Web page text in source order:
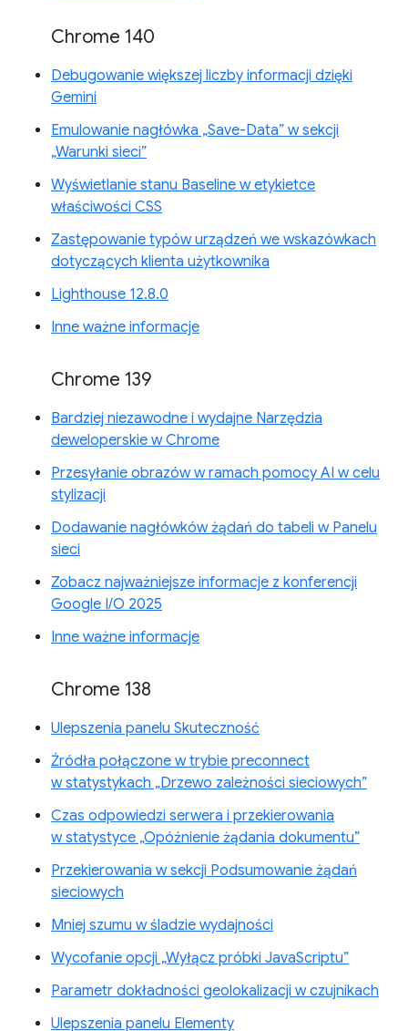
Chrome 140
Debugowanie większej liczby informacji dzięki
Gemini
Emulowanie nagłówka „Save-Data” w sekcji
„Warunki sieci”
Wyświetlanie stanu Baseline w etykietce
właściwości CSS
Zastępowanie typów urządzeń we wskazówkach
dotyczących klienta użytkownika
Lighthouse 12.8.0
Inne ważne informacje
Chrome 139
Bardziej niezawodne i wydajne Narzędzia
deweloperskie w Chrome
Przesyłanie obrazów w ramach pomocy AI w celu
stylizacji
Dodawanie nagłówków żądań do tabeli w Panelu
sieci
Zobacz najważniejsze informacje z konferencji
Google I/O 2025
Inne ważne informacje
Chrome 138
Ulepszenia panelu Skuteczność
Źródła połączone w trybie preconnect
w statystykach „Drzewo zależności sieciowych”
Czas odpowiedzi serwera i przekierowania
w statystyce „Opóźnienie żądania dokumentu”
Przekierowania w sekcji Podsumowanie żądań
sieciowych
Mniej szumu w śladzie wydajności
Wycofanie opcji „Wyłącz próbki JavaScriptu”
Parametr dokładności geolokalizacji w czujnikach
Ulepszenia panelu Elementy